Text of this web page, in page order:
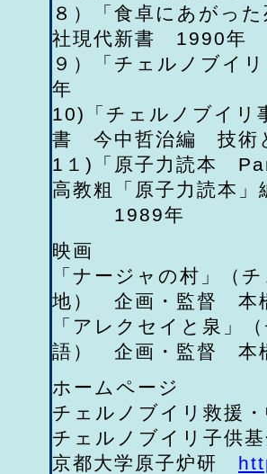
８）「食卓にあがっ
社現代新書 1990年
９）「チェルノブ
年
10)「チェルノブイリ
書 今中哲治編 技術
1１)「原子力読本
高教粗「原子力読本
1989年
映画
「ナージャの村」（
地） 企画・監督 本
「アレクセイと泉」
語） 企画・監督 本
ホームページ
チェルノブイリ救援
チェルノブイリ子供
京都大学原子炉研